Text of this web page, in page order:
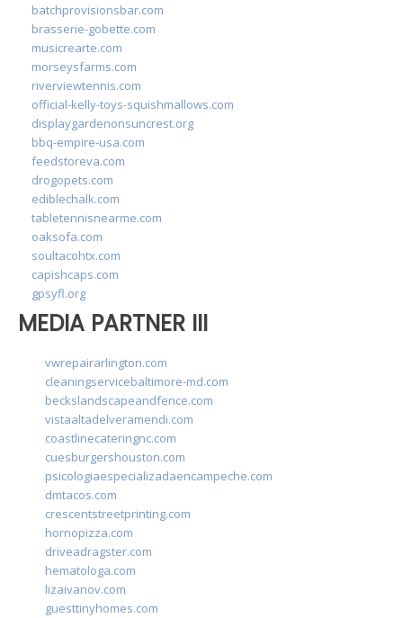
batchprovisionsbar.com
brasserie-gobette.com
musicrearte.com
morseysfarms.com
riverviewtennis.com
official-kelly-toys-squishmallows.com
displaygardenonsuncrest.org
bbq-empire-usa.com
feedstoreva.com
drogopets.com
ediblechalk.com
tabletennisnearme.com
oaksofa.com
soultacohtx.com
capishcaps.com
gpsyfl.org
MEDIA PARTNER III
vwrepairarlington.com
cleaningservicebaltimore-md.com
beckslandscapeandfence.com
vistaaltadelveramendi.com
coastlinecateringnc.com
cuesburgershouston.com
psicologiaespecializadaencampeche.com
dmtacos.com
crescentstreetprinting.com
hornopizza.com
driveadragster.com
hematologa.com
lizaivanov.com
guesttinyhomes.com